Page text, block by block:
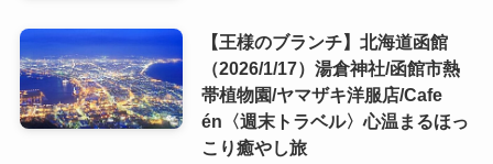
【王様のブランチ】北海道函館
（2026/1/17）湯倉神社/函館市熱
帯植物園/ヤマザキ洋服店/Cafe
én〈週末トラベル〉心温まるほっ
こり癒やし旅